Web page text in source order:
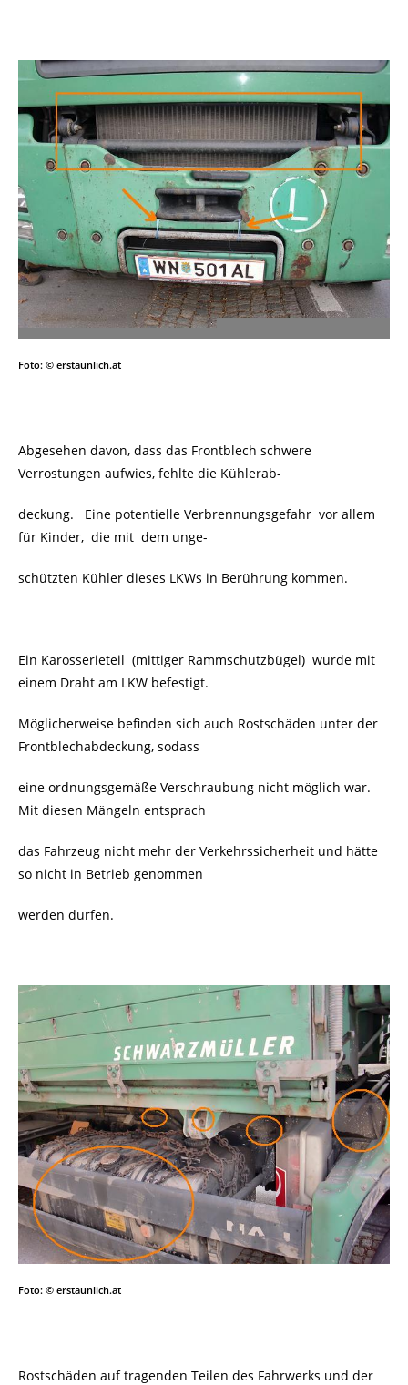
Foto: © erstaunlich.at
Abgesehen davon, dass das Frontblech schwere
Verrostungen aufwies, fehlte die Kühlerab-
deckung. Eine potentielle Verbrennungsgefahr vor allem
für Kinder, die mit dem unge-
schützten Kühler dieses LKWs in Berührung kommen.
Ein Karosserieteil (mittiger Rammschutzbügel) wurde mit
einem Draht am LKW befestigt.
Möglicherweise befinden sich auch Rostschäden unter der
Frontblechabdeckung, sodass
eine ordnungsgemäße Verschraubung nicht möglich war.
Mit diesen Mängeln entsprach
das Fahrzeug nicht mehr der Verkehrssicherheit und hätte
so nicht in Betrieb genommen
werden dürfen.
Foto: © erstaunlich.at
Rostschäden auf tragenden Teilen des Fahrwerks und der